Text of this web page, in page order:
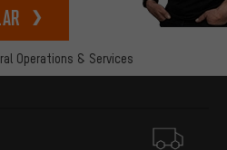
Operations & Services